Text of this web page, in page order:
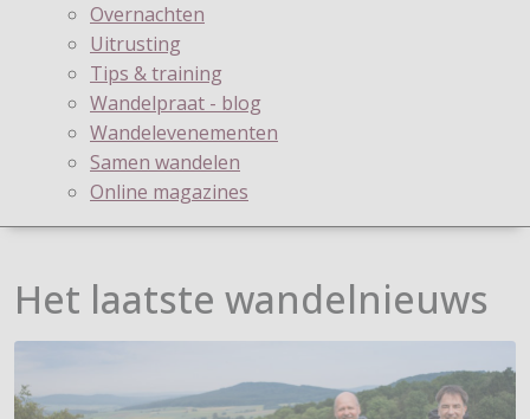
Overnachten
Uitrusting
Tips & training
Wandelpraat - blog
Wandelevenementen
Samen wandelen
Online magazines
Het laatste wandelnieuws